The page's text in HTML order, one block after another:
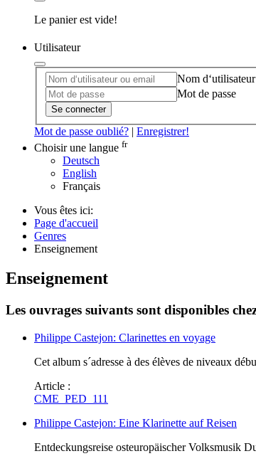
Le panier est vide!
Utilisateur
Nom
Mot de passe
Se connecter
Mot de passe oublié? | Enregistrer!
Choisir une langue fr
Deutsch
English
Français
Vous êtes ici:
Page d'accueil
Genres
Enseignement
Enseignement
Les ouvrages suivants sont disponibles
Philippe Castejon: Clarinettes en voyage
Cet album s´adresse à des élèves de niveaux
Article :
CME_PED_111
Philippe Castejon: Eine Klarinette auf Reisen
Entdeckungsreise osteuropäischer Volksmusik